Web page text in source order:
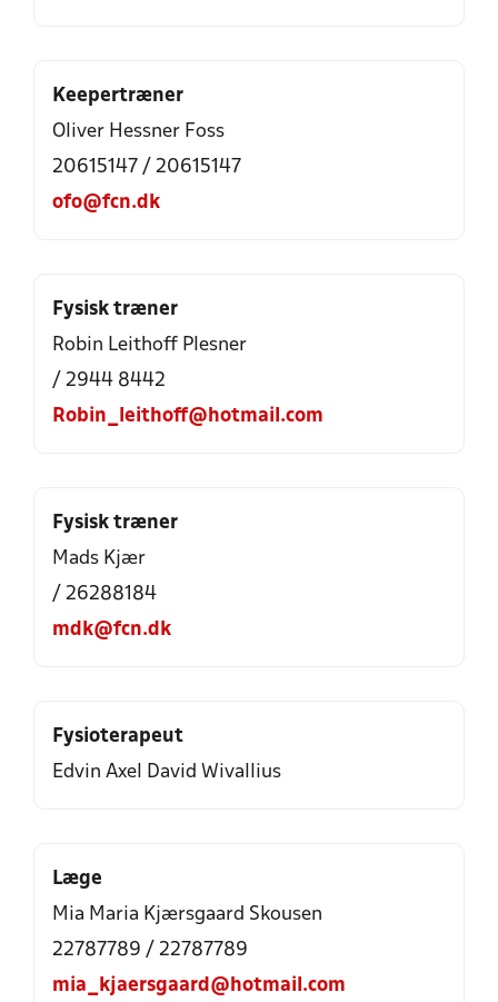
Keepertræner
Oliver Hessner Foss
20615147 / 20615147
ofo@fcn.dk
Fysisk træner
Robin Leithoff Plesner
/ 2944 8442
Robin_leithoff@hotmail.com
Fysisk træner
Mads Kjær
/ 26288184
mdk@fcn.dk
Fysioterapeut
Edvin Axel David Wivallius
Læge
Mia Maria Kjærsgaard Skousen
22787789 / 22787789
mia_kjaersgaard@hotmail.com